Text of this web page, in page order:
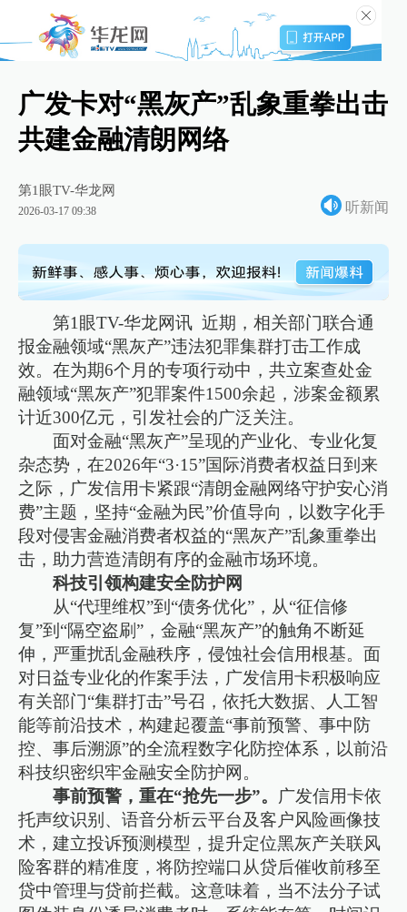
广发卡对“黑灰产”乱象重拳出击
共建金融清朗网络
第1眼TV-华龙网
2026-03-17 09:38 听新闻
第1眼TV-华龙网讯 近期，相关部门联合通
报金融领域“黑灰产”违法犯罪集群打击工作成
效。在为期6个月的专项行动中，共立案查处金
融领域“黑灰产”犯罪案件1500余起，涉案金额累
计近300亿元，引发社会的广泛关注。
面对金融“黑灰产”呈现的产业化、专业化复
杂态势，在2026年“3·15”国际消费者权益日到来
之际，广发信用卡紧跟“清朗金融网络守护安心消
费”主题，坚持“金融为民”价值导向，以数字化手
段对侵害金融消费者权益的“黑灰产”乱象重拳出
击，助力营造清朗有序的金融市场环境。
科技引领构建安全防护网
从“代理维权”到“债务优化”，从“征信修
复”到“隔空盗刷”，金融“黑灰产”的触角不断延
伸，严重扰乱金融秩序，侵蚀社会信用根基。面
对日益专业化的作案手法，广发信用卡积极响应
有关部门“集群打击”号召，依托大数据、人工智
能等前沿技术，构建起覆盖“事前预警、事中防
控、事后溯源”的全流程数字化防控体系，以前沿
科技织密织牢金融安全防护网。
事前预警，重在“抢先一步”。 广发信用卡依
托声纹识别、语音分析云平台及客户风险画像技
术，建立投诉预测模型，提升定位黑灰产关联风
险客群的精准度，将防控端口从贷后催收前移至
贷中管理与贷前拦截。这意味着，当不法分子试